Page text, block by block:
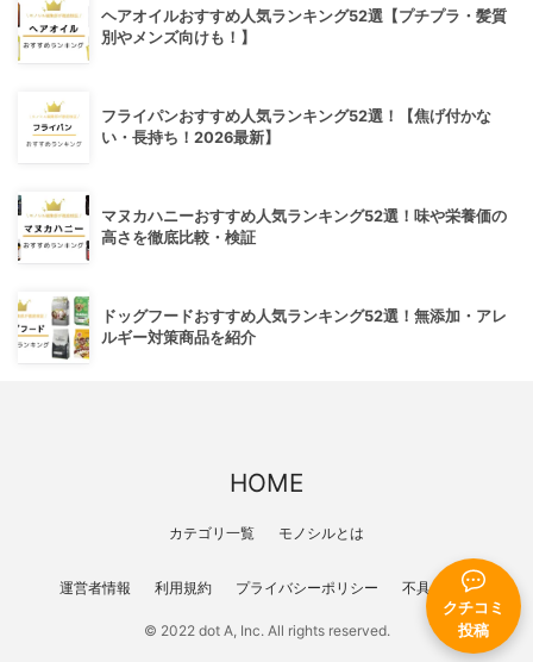
クチコミ
投稿
ヘアオイルおすすめ人気ランキング52選【プチプラ・髪質
別やメンズ向けも！】
フライパンおすすめ人気ランキング52選！【焦げ付かな
い・長持ち！2026最新】
マヌカハニーおすすめ人気ランキング52選！味や栄養価の
高さを徹底比較・検証
ドッグフードおすすめ人気ランキング52選！無添加・アレ
ルギー対策商品を紹介
HOME
カテゴリ一覧 モノシルとは
運営者情報 利用規約 プライバシーポリシー 不具合報告
© 2022 dot A, Inc. All rights reserved.